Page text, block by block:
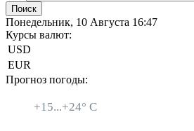
Понедельник, 10 Августа 16:47
Курсы валют:
USD
EUR
Прогноз погоды:
+15...+24° C